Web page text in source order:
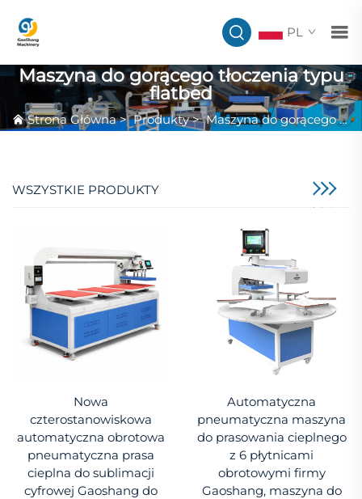
PL
Maszyna do gorącego tłoczenia typu
flatbed
Strona Główna>Produkty>Maszyna do gorącego tłoczenia typu flatbed
WSZYSTKIE PRODUKTY
Nowa
czterostanowiskowa
automatyczna obrotowa
pneumatyczna prasa
cieplna do sublimacji
cyfrowej Gaoshang do
Automatyczna
pneumatyczna maszyna
do prasowania cieplnego
z 6 płytnicami
obrotowymi firmy
Gaoshang, maszyna do